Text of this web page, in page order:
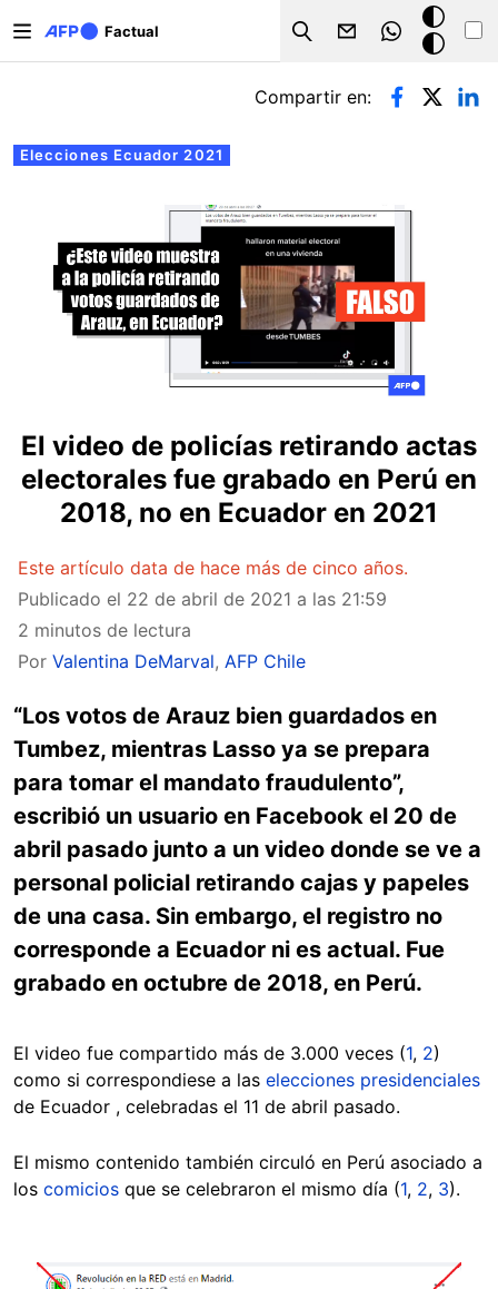
Factual
Search
Modo
oscuro
Solapas principales
Elecciones Ecuador 2021
Compartir en:
El video de policías retirando actas
electorales fue grabado en Perú en
2018, no en Ecuador en 2021
Este artículo data de hace más de cinco años.
Publicado el 22 de abril de 2021 a las 21:59
2 minutos de lectura
Por Valentina DeMarval, AFP Chile
“Los votos de Arauz bien guardados en
Tumbez, mientras Lasso ya se prepara
para tomar el mandato fraudulento”,
escribió un usuario en Facebook el 20 de
abril pasado junto a un video donde se ve a
personal policial retirando cajas y papeles
de una casa. Sin embargo, el registro no
corresponde a Ecuador ni es actual. Fue
grabado en octubre de 2018, en Perú.
El video fue compartido más de 3.000 veces (1, 2)
como si correspondiese a las elecciones presidenciales
de Ecuador , celebradas el 11 de abril pasado.
El mismo contenido también circuló en Perú asociado a
los comicios que se celebraron el mismo día (1, 2, 3).
Image